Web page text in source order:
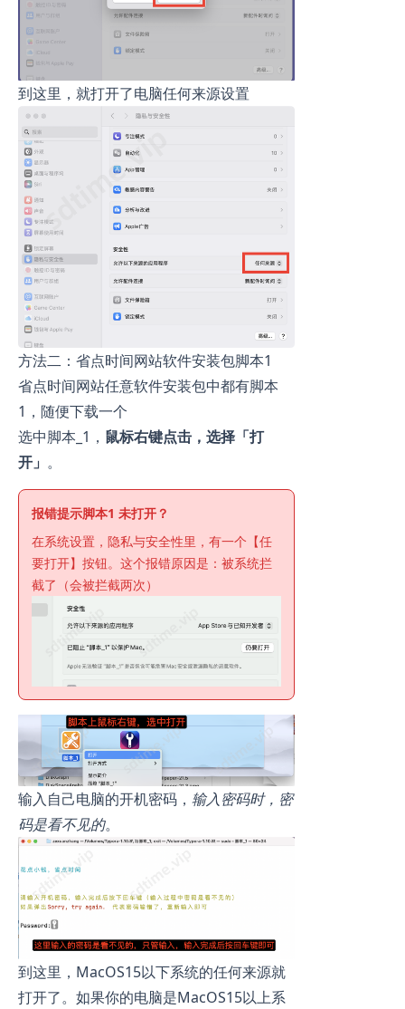
到这里，就打开了电脑任何来源设置
方法二：省点时间网站软件安装包脚本1
省点时间网站任意软件安装包中都有脚本
1，随便下载一个
选中脚本_1， 鼠标右键点击，选择「打
开」 。
报错提示脚本1 未打开？
在系统设置，隐私与安全性里，有一个【任
要打开】按钮。这个报错原因是：被系统拦
截了（会被拦截两次）
输入自己电脑的开机密码， 输入密码时，密
码是看不见的。
到这里，MacOS15以下系统的任何来源就
打开了。如果你的电脑是MacOS15以上系